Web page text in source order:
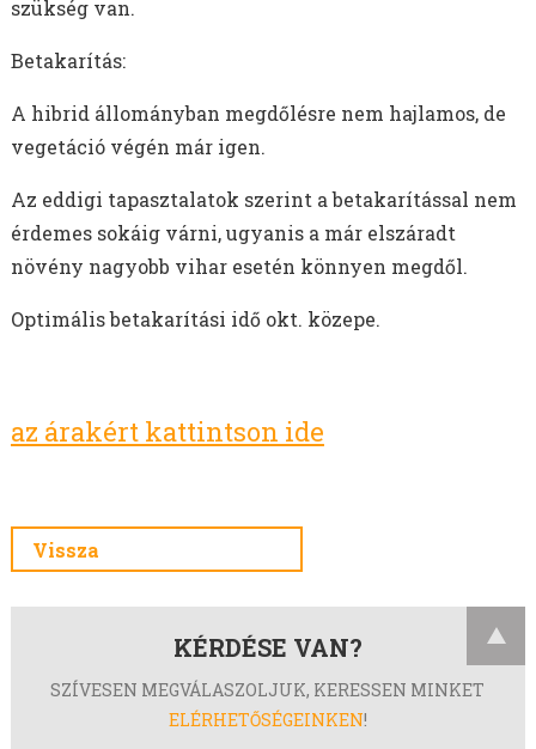
szükség van.
Betakarítás:
A hibrid állományban megdőlésre nem hajlamos, de
vegetáció végén már igen.
Az eddigi tapasztalatok szerint a betakarítással nem
érdemes sokáig várni, ugyanis a már elszáradt
növény nagyobb vihar esetén könnyen megdől.
Optimális betakarítási idő okt. közepe.
az árakért kattintson ide
Vissza
KÉRDÉSE VAN?
SZÍVESEN MEGVÁLASZOLJUK, KERESSEN MINKET
ELÉRHETŐSÉGEINKEN!